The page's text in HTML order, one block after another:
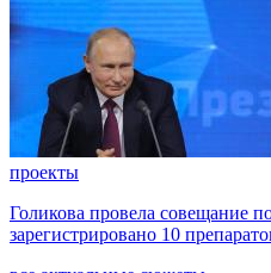
проекты
Голикова провела совещание
зарегистрировано 10